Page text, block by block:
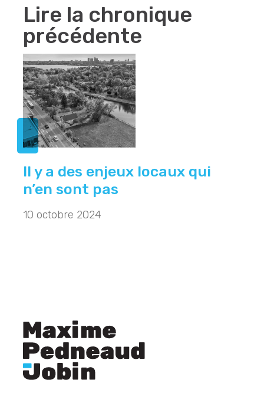
Lire la chronique
précédente
Il y a des enjeux locaux qui
n’en sont pas
10 octobre 2024